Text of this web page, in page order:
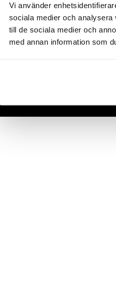
Vi använder
sociala medier och
till de sociala medier och
med annan information som